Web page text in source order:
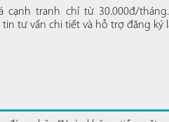
cạnh tranh chỉ từ 30.000đ/
tư vấn chi tiết và hỗ trợ đăng